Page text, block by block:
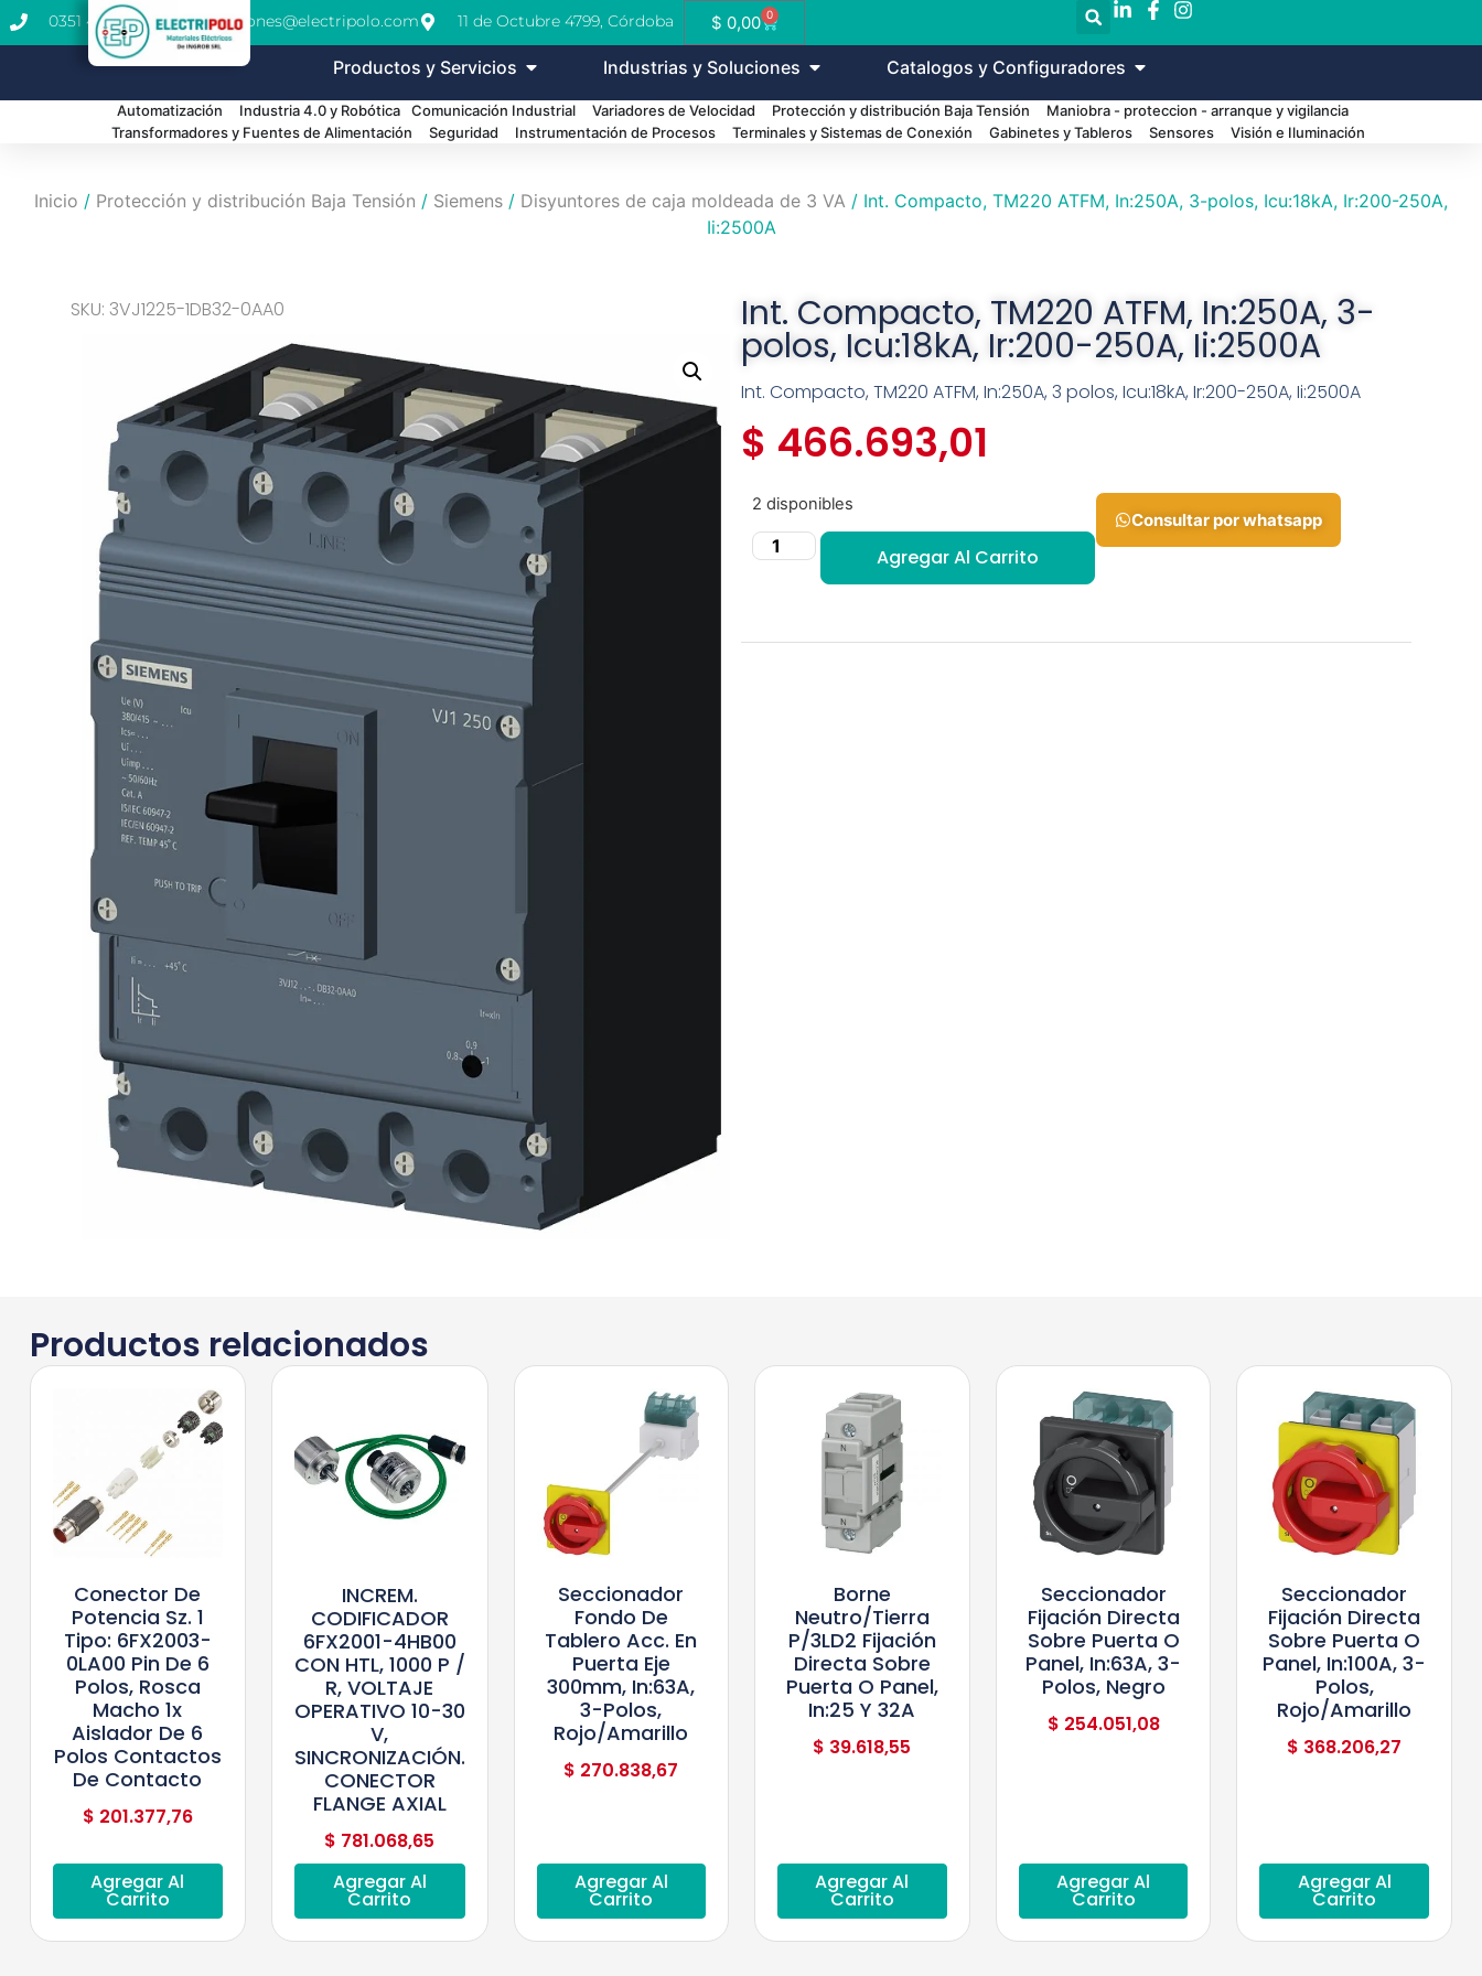
0351 462-1771 cotizaciones@electripolo.com 11 de Octubre 4799, Córdoba $ 0,00 0
Productos y Servicios Industrias y Soluciones Catalogos y Configuradores
Automatización Industria 4.0 y Robótica Comunicación Industrial Variadores de Velocidad Protección y distribución Baja Tensión
Maniobra - proteccion - arranque y vigilancia
Transformadores y Fuentes de Alimentación
Seguridad Instrumentación de Procesos Terminales y Sistemas de Conexión Gabinetes y Tableros Sensores Visión e Iluminación
Inicio / Protección y distribución Baja Tensión / Siemens / Disyuntores de caja moldeada de 3 VA / Int. Compacto, TM220 ATFM, In:250A, 3-polos, Icu:18kA, Ir:200-250A,
Ii:2500A
SKU: 3VJ1225-1DB32-0AA0 Int. Compacto, TM220 ATFM, In:250A, 3-
polos, Icu:18kA, Ir:200-250A, Ii:2500A
Int. Compacto, TM220 ATFM, In:250A, 3 polos, Icu:18kA, Ir:200-250A, Ii:2500A
$ 466.693,01
2 disponibles
Agregar Al Carrito
Consultar por whatsapp
Productos relacionados
Conector De
Potencia Sz. 1
Tipo: 6FX2003-
0LA00 Pin De 6
Polos, Rosca
Macho 1x
Aislador De 6
Polos Contactos
De Contacto
$ 201.377,76
Agregar Al
Carrito
INCREM.
CODIFICADOR
6FX2001-4HB00
CON HTL, 1000 P /
R, VOLTAJE
OPERATIVO 10-30
V,
SINCRONIZACIÓN.
CONECTOR
FLANGE AXIAL
$ 781.068,65
Agregar Al
Carrito
Seccionador
Fondo De
Tablero Acc. En
Puerta Eje
300mm, In:63A,
3-Polos,
Rojo/Amarillo
$ 270.838,67
Agregar Al
Carrito
Borne
Neutro/tierra
P/3LD2 Fijación
Directa Sobre
Puerta O Panel,
In:25 Y 32A
$ 39.618,55
Agregar Al
Carrito
Seccionador
Fijación Directa
Sobre Puerta O
Panel, In:63A, 3-
Polos, Negro
$ 254.051,08
Agregar Al
Carrito
Seccionador
Fijación Directa
Sobre Puerta O
Panel, In:100A, 3-
Polos,
Rojo/Amarillo
$ 368.206,27
Agregar Al
Carrito